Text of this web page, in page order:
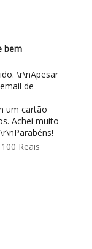
bem
\r\nApesar
de
um cartão
Achei muito
Reais